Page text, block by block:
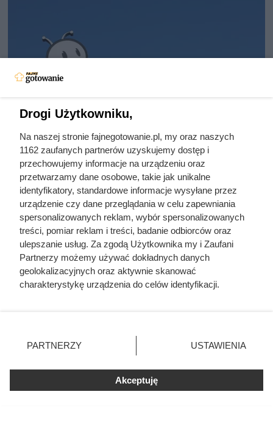
Biedronka przeceniła kultową
kawę o prawie 40 zł. Klienci
ruszyli do sklepów
Miłośnicy kawy ruszyli do Biedronki po Tchibo Exclusive.
Przy zakupie dwóch opakowań kilogramowa kawa kosztuje
Drogi Użytkowniku,
Na naszej stronie fajnegotowanie.pl, my oraz naszych
1162 zaufanych partnerów uzyskujemy dostęp i
przechowujemy informacje na urządzeniu oraz
przetwarzamy dane osobowe, takie jak unikalne
identyfikatory, standardowe informacje wysyłane przez
urządzenie czy dane przeglądania w celu zapewniania
spersonalizowanych reklam, wybór spersonalizowanych
treści, pomiar reklam i treści, badanie odbiorców oraz
ulepszanie usług. Za zgodą Użytkownika my i Zaufani
Partnerzy możemy używać dokładnych danych
geolokalizacyjnych oraz aktywnie skanować
charakterystykę urządzenia do celów identyfikacji.
zmienić/wycofać klikając przycisk ustawień prywatności
znajdujący się w lewym dolnym rogu strony
rodzaje przetwarzania danych nie wymagają zgody
użytkownika, ale masz prawo sprzeciwić się takiemu
przetwarzaniu. Preferencje będą miały zastosowania tylko
PARTNERZY USTAWIENIA
Akceptuję